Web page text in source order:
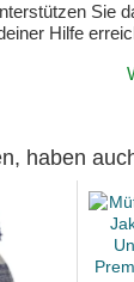
Sie
Hilfe
haben